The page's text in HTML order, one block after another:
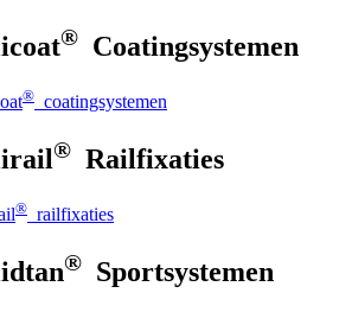
® Coatingsystemen
® coatingsystemen
® Railfixaties
® railfixaties
® Sportsystemen